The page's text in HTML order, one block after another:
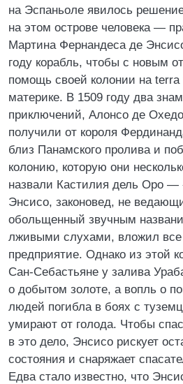
на Эспаньоле явилось
на этом острове человека —
Мартина Фернандеса де
году корабль, чтобы с новым
помощь своей колонии на
материке. В 1509 году два
приключений, Алонсо де
получили от короля
близ Панамского пролива и
колонию, которую они
назвали Кастилия дель Оро —
Энсисо, законовед, не
обольщенный звучным
лживыми слухами, вложил все
предприятие. Однако из этой
Сан-Себастьяне у залива
о добытом золоте, а вопль о
людей погибла в боях с
умирают от голода. Чтобы
в это дело, Энсисо рискует
состояния и снаряжает
Едва стало известно, что